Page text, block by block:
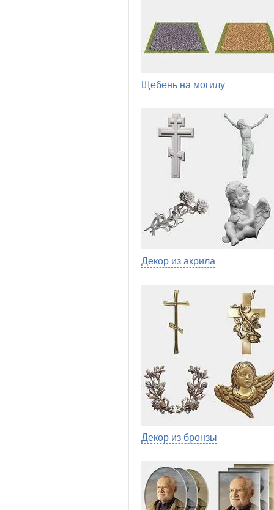
Щебень на могилу
Декор из акрила
Декор из бронзы